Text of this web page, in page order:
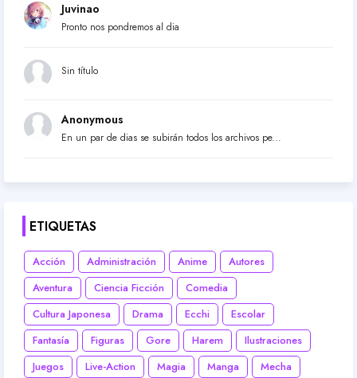
Juvinao
Pronto nos pondremos al dia
Sin título
Anonymous
En un par de dias se subirán todos los archivos pe...
ETIQUETAS
Acción Administración Anime
Autores
Aventura
Ciencia Ficción
Comedia
Cultura Japonesa
Drama Ecchi
Escolar
Fantasía
Figuras Gore Harem
Ilustraciones
Juegos
Live-Action Magia Manga
Mecha